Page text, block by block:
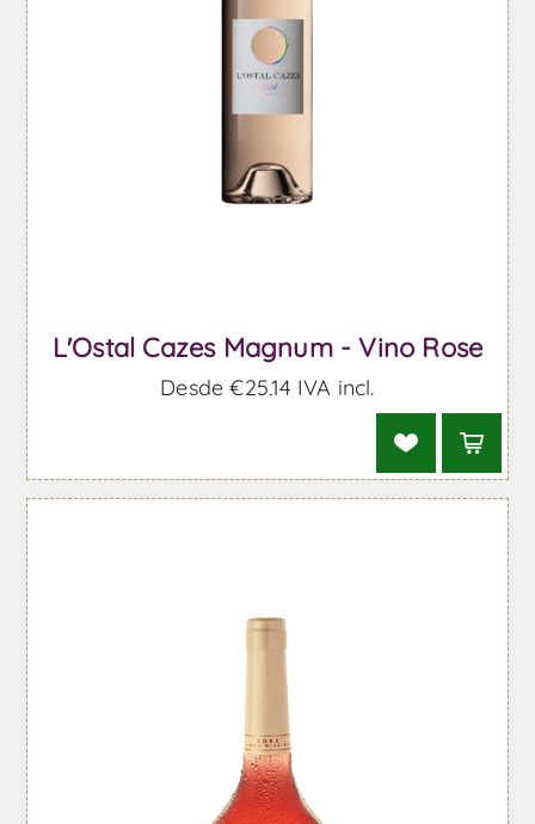
L'Ostal Cazes Magnum - Vino Rose
Desde €25,14 IVA incl.